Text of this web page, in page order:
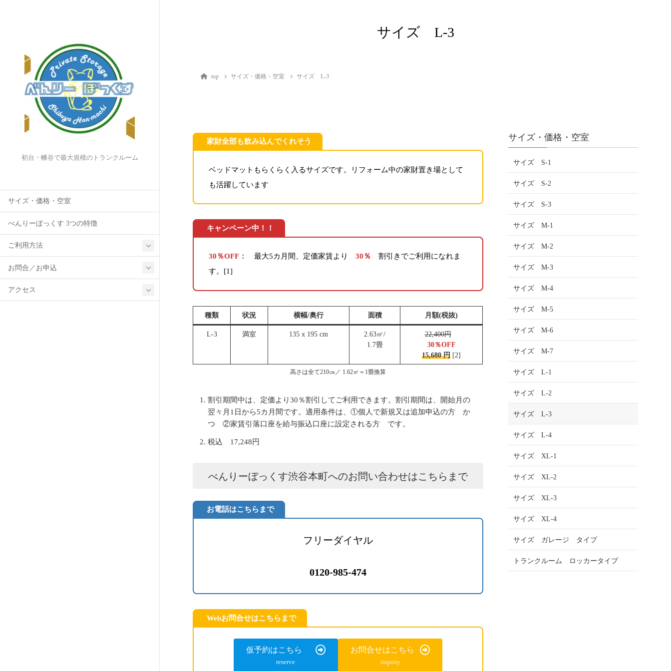
初台・幡谷で最大規模のトランクルーム
サイズ・価格・空室
べんりーぼっくす 3つの特徴
ご利用方法
お問合／お申込
アクセス
サイズ L-3
top サイズ・価格・空室 サイズ L-3
家財全部も飲み込んでくれそう
ベッドマットもらくらく入るサイズです。リフォーム中の家財置き場として
も活躍しています
キャンペーン中！！
30％OFF： 最大5カ月間、定価家賃より30％ 割引きでご利用になれま
す。 [1]
種類 状況 横幅/奥行 面積 月額(税抜)
L-3 満室 135 x 195 cm
2.63㎡/
1.7畳
22,400円
30％OFF
15,680 円 [2]
高さは全て210㎝／ 1.62㎡＝1畳換算
割引期間中は、定価より30％割引してご利用できます。割引期間は、開始月の
翌々月1日から5カ月間です。適用条件は、①個人で新規又は追加申込の方 か
つ ②家賃引落口座を給与振込口座に設定される方 です。
税込 17,248円
べんりーぼっくす渋谷本町へのお問い合わせはこちらまで
お電話はこちらまで
フリーダイヤル
0120-985-474
Webお問合せはこちらまで
仮予約はこちら
reserve
お問合せはこちら
inquiry
サイズ・価格・空室
サイズ S-1
サイズ S-2
サイズ S-3
サイズ M-1
サイズ M-2
サイズ M-3
サイズ M-4
サイズ M-5
サイズ M-6
サイズ M-7
サイズ L-1
サイズ L-2
サイズ L-3
サイズ L-4
サイズ XL-1
サイズ XL-2
サイズ XL-3
サイズ XL-4
サイズ ガレージ タイプ
トランクルーム ロッカータイプ